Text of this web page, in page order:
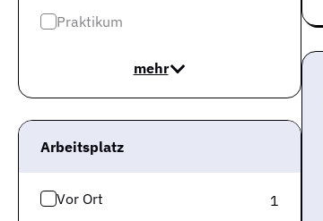
Praktikum
mehr
Arbeitsplatz
Vor Ort 1